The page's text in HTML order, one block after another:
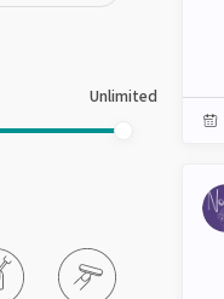
Unlimited